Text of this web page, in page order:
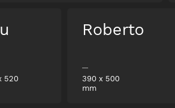
520
Roberto
390 x 500
mm